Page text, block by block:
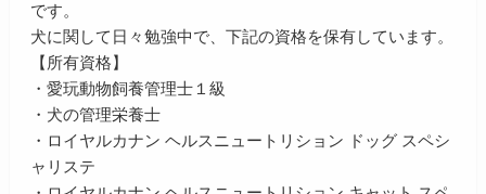
です。
犬に関して日々勉強中で、下記の資格を保有しています。
【所有資格】
・愛玩動物飼養管理士１級
・犬の管理栄養士
・ロイヤルカナン ヘルスニュートリション ドッグ スペシ
ャリステ